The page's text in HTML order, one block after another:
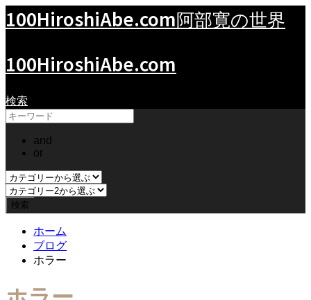
100HiroshiAbe.com阿部寛の世界
100HiroshiAbe.com
検索
and
or
ホーム
ブログ
ホラー